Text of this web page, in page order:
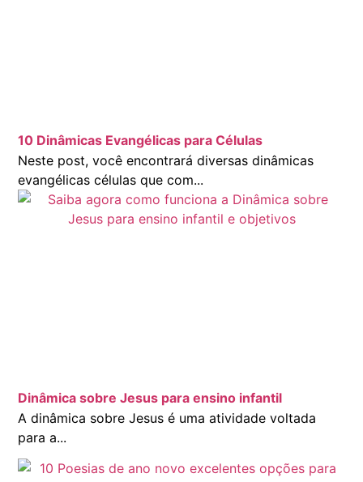
10 Dinâmicas Evangélicas para Células
Neste post, você encontrará diversas dinâmicas
evangélicas células que com...
Dinâmica sobre Jesus para ensino infantil
A dinâmica sobre Jesus é uma atividade voltada
para a...